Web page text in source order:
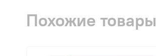
Похожие товары